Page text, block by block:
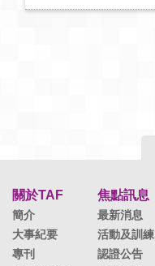
關於TAF
簡介
大事紀要
專刊
焦點訊息
最新消息
活動及訓練
認證公告